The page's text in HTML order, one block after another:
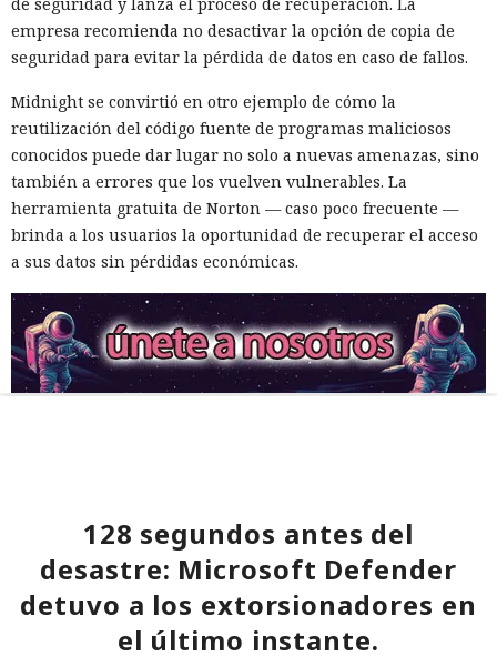
empresa recomienda no desactivar la opción de copia de
seguridad para evitar la pérdida de datos en caso de fallos.
Midnight se convirtió en otro ejemplo de cómo la
reutilización del código fuente de programas maliciosos
conocidos puede dar lugar no solo a nuevas amenazas, sino
también a errores que los vuelven vulnerables. La
herramienta gratuita de Norton — caso poco frecuente —
brinda a los usuarios la oportunidad de recuperar el acceso
a sus datos sin pérdidas económicas.
128 segundos antes del
desastre: Microsoft Defender
detuvo a los extorsionadores en
el último instante.